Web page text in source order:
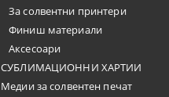
За солвентни принтери
Финиш материали
Аксесоари
СУБЛИМАЦИОННИ ХАРТИИ
Медии за солвентен печат